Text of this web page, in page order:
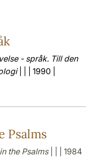
- språk. Till den
| | | 1990 |
Psalms
the Psalms| | | 1984